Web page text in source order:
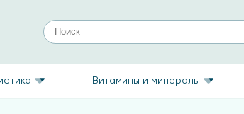
Витамины и минералы